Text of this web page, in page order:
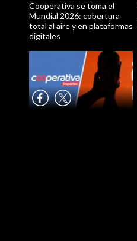
Cooperativa se toma el
Mundial 2026: cobertura
total al aire y en plataformas
digitales